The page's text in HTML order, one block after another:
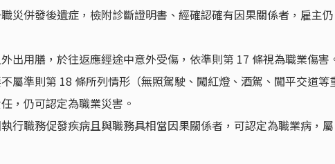
災併發後遺症，檢附診斷證明書、經確認確有因果關係者，雇主仍
出用膳，於往返應經途中意外受傷，依準則第 17 條視為職業傷害
屬準則第 18 條所列情形（無照駕駛、闖紅燈、酒駕、闖平交道等
，仍可認定為職業災害。
行職務促發疾病且與職務具相當因果關係者，可認定為職業病，屬